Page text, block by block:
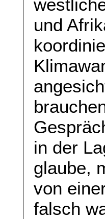
und
in der
glaube,
von
falsch